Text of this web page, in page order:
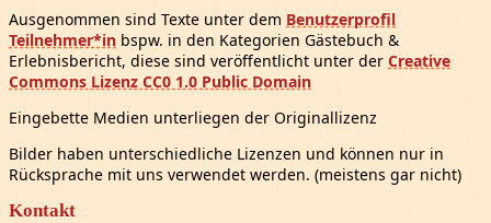
Ausgenommen sind Texte unter dem Benutzerprofil
Teilnehmer*in bspw. in den Kategorien Gästebuch &
Erlebnisbericht, diese sind veröffentlicht unter der Creative
Commons Lizenz CC0 1.0 Public Domain
Eingebette Medien unterliegen der Originallizenz
Bilder haben unterschiedliche Lizenzen und können nur in
Rücksprache mit uns verwendet werden. (meistens gar nicht)
Kontakt